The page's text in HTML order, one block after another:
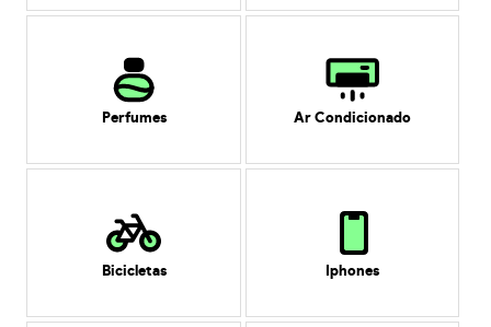
Perfumes Ar Condicionado
Bicicletas Iphones